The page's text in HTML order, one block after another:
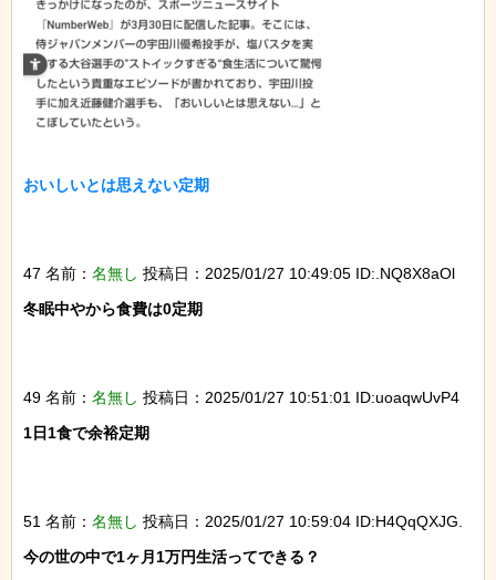
おいしいとは思えない定期
47 名前： 名無し 投稿日：2025/01/27 10:49:05 ID:.NQ8X8aOl
冬眠中やから食費は0定期
49 名前： 名無し 投稿日：2025/01/27 10:51:01 ID:uoaqwUvP4
1日1食で余裕定期
51 名前： 名無し 投稿日：2025/01/27 10:59:04 ID:H4QqQXJG.
今の世の中で1ヶ月1万円生活ってできる？